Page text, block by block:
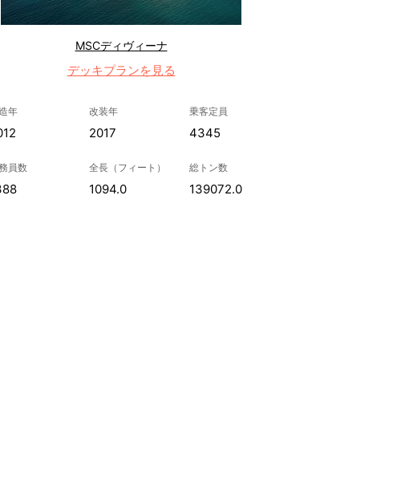
MSCディヴィーナ
デッキプランを見る
年 改装年
2017
乗客定員
4345
員数 全長（フィート）
1094.0
総トン数
139072.0